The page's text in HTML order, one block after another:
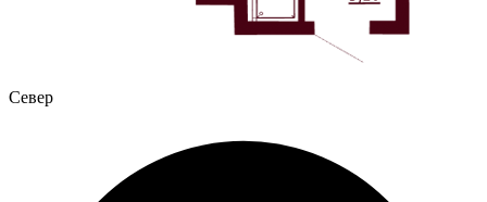
Север